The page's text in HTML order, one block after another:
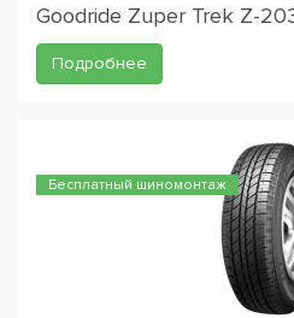
Goodride Zuper Trek Z-
Подробнее
Бесплатный шиномонтаж